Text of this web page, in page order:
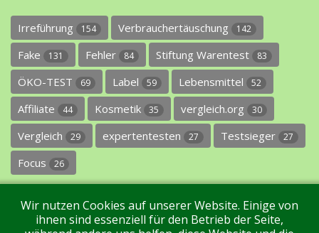
Irreführung 154 Verbrauchertäuschung 142
Fake 131 Fehler 84 Stiftung Warentest 83
ÖKO-TEST 69 Label 59 Lebensmittel 52
Affiliate 44 Kosmetik 35 vergleich.org 30
Vergleich 29 expertentesten 27 Testsieger 27
Focus 26
Wir nutzen Cookies auf unserer Website. Einige von
ihnen sind essenziell für den Betrieb der Seite,